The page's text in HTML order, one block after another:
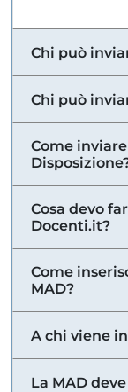
Chi può
Chi può
Come
Cosa devo
Docenti.it?
Come
MAD?
A chi viene
La MAD